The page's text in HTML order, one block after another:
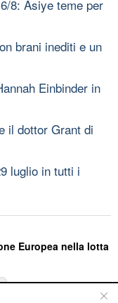
8: Asiye teme per
brani inediti e un
Einbinder in
il dottor Grant di
luglio in tutti i
Europea nella lotta